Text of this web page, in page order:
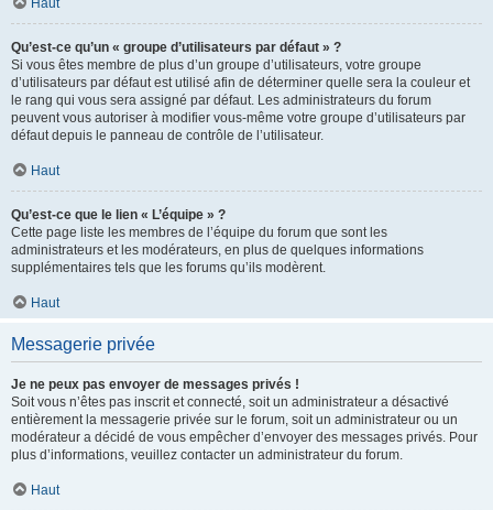
Haut
Qu’est-ce qu’un « groupe d’utilisateurs par défaut » ?
Si vous êtes membre de plus d’un groupe d’utilisateurs, votre groupe
d’utilisateurs par défaut est utilisé afin de déterminer quelle sera la couleur et
le rang qui vous sera assigné par défaut. Les administrateurs du forum
peuvent vous autoriser à modifier vous-même votre groupe d’utilisateurs par
défaut depuis le panneau de contrôle de l’utilisateur.
Haut
Qu’est-ce que le lien « L’équipe » ?
Cette page liste les membres de l’équipe du forum que sont les
administrateurs et les modérateurs, en plus de quelques informations
supplémentaires tels que les forums qu’ils modèrent.
Haut
Messagerie privée
Je ne peux pas envoyer de messages privés !
Soit vous n’êtes pas inscrit et connecté, soit un administrateur a désactivé
entièrement la messagerie privée sur le forum, soit un administrateur ou un
modérateur a décidé de vous empêcher d’envoyer des messages privés. Pour
plus d’informations, veuillez contacter un administrateur du forum.
Haut